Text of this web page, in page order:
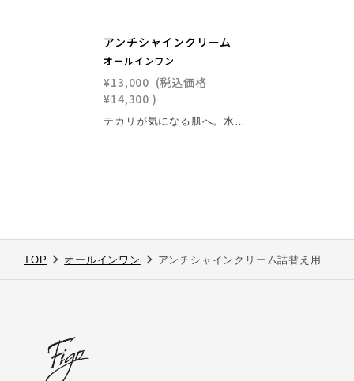
アンチシャインクリーム
オールインワン
¥13,000 (税込価格
¥14,300 )
テカリが気になる肌へ。水分と油分のバランスを整えるオールインワンクリーム。 男性の肌は皮脂が多く、水分量が少ない傾向があります。皮脂だけを抑えるのではなく、うるおいを保ちながら整えることが重要です。 アンチシャインクリームは、皮脂吸着ポリマー（アクリレーツクロスポリマー-2-Na）を配合。気になるテカリを抑えながら、乾燥しやすい肌をしっとり保ち、なめらかな印象へ導きます。 こんな方におすすめ 夕方になるとTゾーンのテカリが気になる ベタつきは抑えたいが、乾燥感も避けたい 朝のケアを1本で簡潔に済ませたい 成分の見どころ アクリレーツクロスポリマー-2-Na余分な皮脂を吸着し、サラッとした肌印象をサポートします。 ヒト幹細胞順化培養液・レチノール・フラーレン大人の肌をなめらかに整え、健やかな印象へ導きます。 藍エキス・スクワラン肌荒れを防ぎながら、うるおいを保ちます。 ※エイジングケアは、年齢に応じたお手入れのことです。 ※表示の効果・印象には個人差があります。 ※容器はそのまま繰り返し使える詰替え用をご用意しています。 ※製造工程上、容器表面に微細な個体差が見られる場合がありますが、品質には問題ありません。
TOP オールインワン アンチシャインクリーム詰替え用